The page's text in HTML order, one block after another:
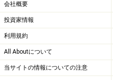
結論を急ぐとつまずく運
う。
＞今週の運勢！ 章月綾乃の
会社概要
投資家情報
利用規約
All Aboutについて
当サイトの情報についての注意